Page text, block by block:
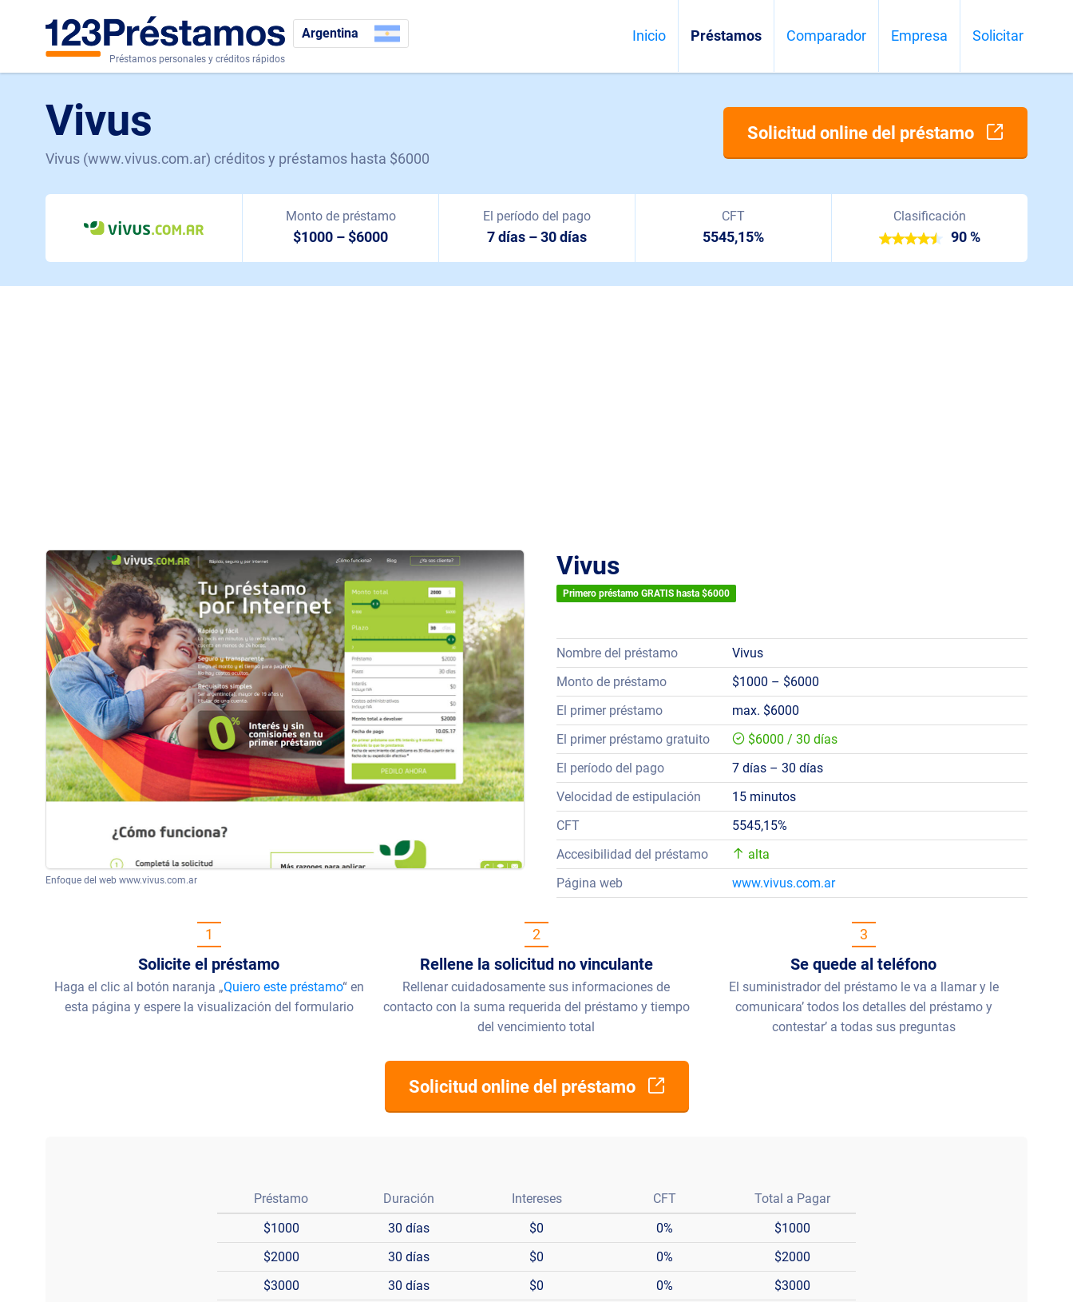
Préstamos personales y créditos rápidos
Argentina Inicio Préstamos Comparador Empresa Solicitar
Vivus
Vivus (www.vivus.com.ar) créditos y préstamos hasta $6000
Monto de préstamo
$1000 – $6000
El período del pago
7 días – 30 días
CFT
5545,15%
Clasificación
90 %
Solicitud online del préstamo
Enfoque del web www.vivus.com.ar
Vivus
Primero préstamo GRATIS hasta $6000
Nombre del préstamo
Vivus
Monto de préstamo
$1000 – $6000
El primer préstamo
max. $6000
El primer préstamo gratuito
$6000 / 30 días
El período del pago
7 días – 30 días
Velocidad de estipulación
15 minutos
CFT
5545,15%
Accesibilidad del préstamo
alta
Página web
www.vivus.com.ar
1
Solicite el préstamo
Haga el clic al botón naranja „Quiero este préstamo“ en
esta página y espere la visualización del formulario
2
Rellene la solicitud no vinculante
Rellenar cuidadosamente sus informaciones de
contacto con la suma requerida del préstamo y tiempo
del vencimiento total
3
Se quede al teléfono
El suministrador del préstamo le va a llamar y le
comunicara’ todos los detalles del préstamo y
contestar’ a todas sus preguntas
Solicitud online del préstamo
Préstamo Duración Intereses CFT
Total a Pagar
$1000
30 días $0 0%
$1000
$2000
30 días $0 0%
$2000
$3000
30 días $0 0%
$3000